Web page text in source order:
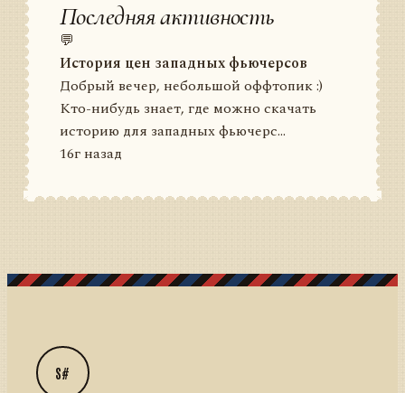
Последняя активность
💬
История цен западных фьючерсов
Добрый вечер, небольшой оффтопик :)
Кто-нибудь знает, где можно скачать
историю для западных фьючерс...
16г назад
S#